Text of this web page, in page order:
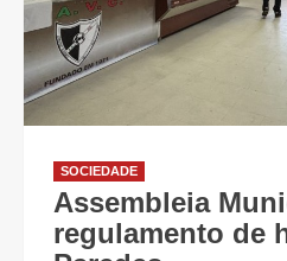
SOCIEDADE
Assembleia
regulamento de